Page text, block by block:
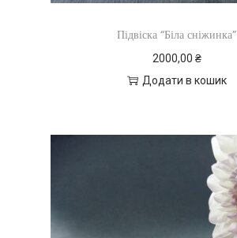
Підвіска “Біла сніжинка”
2000,00 ₴
Додати в кошик